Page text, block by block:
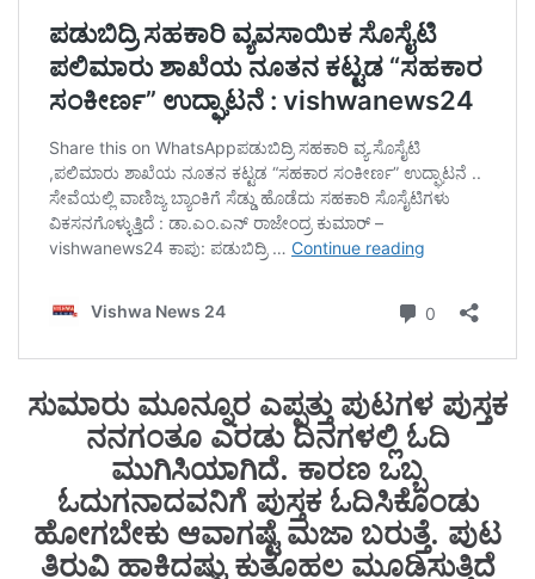
ಸುಮಾರು ಮೂನ್ನೂರ ಎಪ್ಪತ್ತು ಪುಟಗಳ ಪುಸ್ತಕ
ನನಗಂತೂ ಎರಡು ದಿನಗಳಲ್ಲಿ ಓದಿ
ಮುಗಿಸಿಯಾಗಿದೆ. ಕಾರಣ ಒಬ್ಬ
ಓದುಗನಾದವನಿಗೆ ಪುಸ್ತಕ ಓದಿಸಿಕೊಂಡು
ಹೋಗಬೇಕು ಆವಾಗಷ್ಟೆ ಮಜಾ ಬರುತ್ತೆ. ಪುಟ
ತಿರುವಿ ಹಾಕಿದಷ್ಟು ಕುತೂಹಲ ಮೂಡಿಸುತ್ತಿದೆ